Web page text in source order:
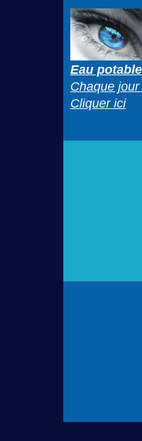
Eau potable
Chaque
Cliquer ici